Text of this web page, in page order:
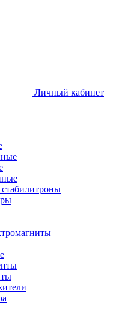
Личный кабинет